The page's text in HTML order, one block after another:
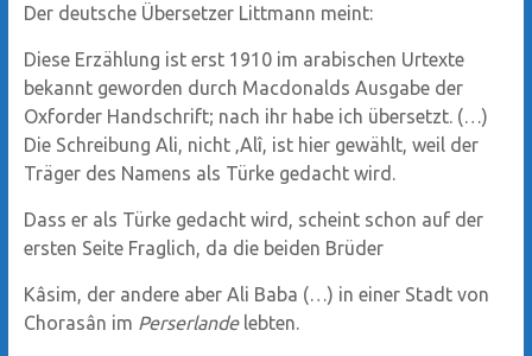
Der deutsche Übersetzer Littmann meint:
Diese Erzählung ist erst 1910 im arabischen Urtexte
bekannt geworden durch Macdonalds Ausgabe der
Oxforder Handschrift; nach ihr habe ich übersetzt. (…)
Die Schreibung Ali, nicht ‚Alî, ist hier gewählt, weil der
Träger des Namens als Türke gedacht wird.
Dass er als Türke gedacht wird, scheint schon auf der
ersten Seite Fraglich, da die beiden Brüder
Kâsim, der andere aber Ali Baba (…) in einer Stadt von
Chorasân im Perserlandelebten.